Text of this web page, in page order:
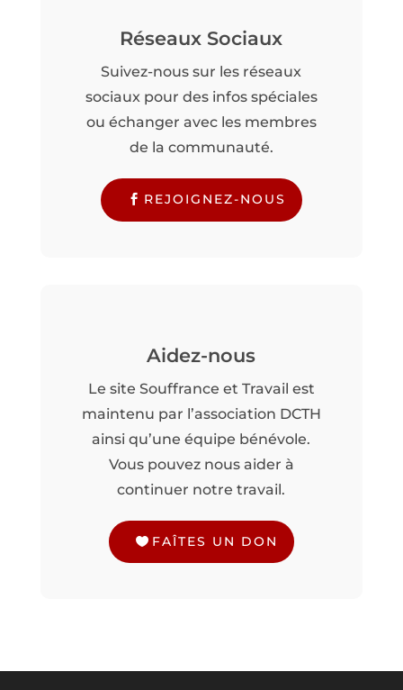
Réseaux Sociaux
Suivez-nous sur les réseaux
sociaux pour des infos spéciales
ou échanger avec les membres
de la communauté.
REJOIGNEZ-NOUS
Aidez-nous
Le site Souffrance et Travail est
maintenu par l’association DCTH
ainsi qu’une équipe bénévole.
Vous pouvez nous aider à
continuer notre travail.
FAÎTES UN DON